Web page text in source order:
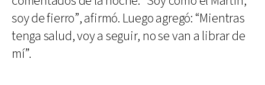
soy de fierro”, afirmó. Luego agregó: “Mientras
tenga salud, voy a seguir, no se van a librar de
mí”.